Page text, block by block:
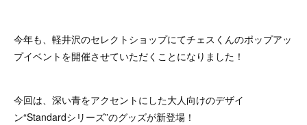
今年も、軽井沢のセレクトショップにてチェスくんのポップアッ
プイベントを開催させていただくことになりました！
今回は、深い青をアクセントにした大人向けのデザイ
ン“Standardシリーズ”のグッズが新登場！